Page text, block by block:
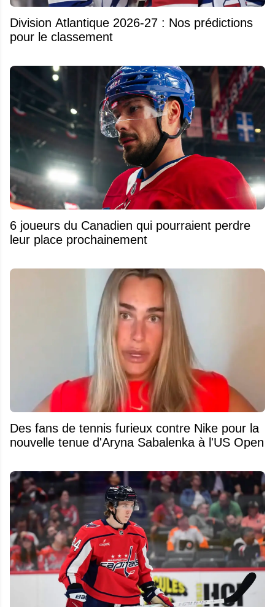
Division Atlantique 2026-27 : Nos prédictions
pour le classement
6 joueurs du Canadien qui pourraient perdre
leur place prochainement
Des fans de tennis furieux contre Nike pour la
nouvelle tenue d'Aryna Sabalenka à l'US Open